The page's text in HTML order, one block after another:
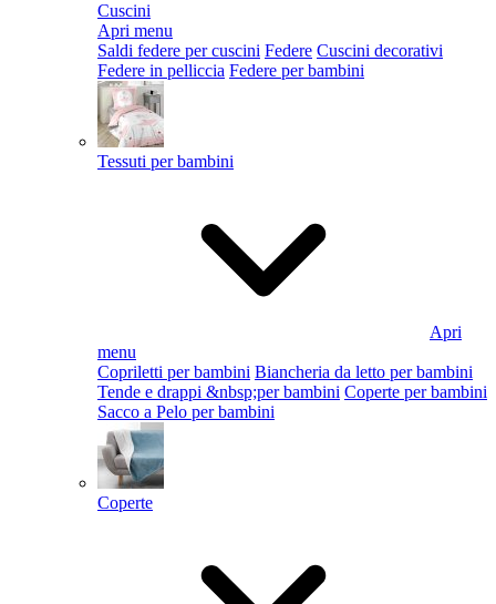
Cuscini
Apri menu
Saldi federe per cuscini Federe Cuscini decorativi
Federe in pelliccia Federe per bambini
Tessuti per bambini
Apri
menu
Copriletti per bambini Biancheria da letto per bambini
Tende e drappi &nbsp;per bambini Coperte per bambini
Sacco a Pelo per bambini
Coperte